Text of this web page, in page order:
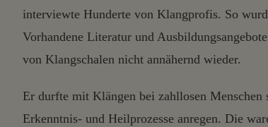
interviewte Hunderte von Klangprofis. So
Vorhandene Literatur und
von Klangschalen nicht annähernd wieder.
Er durfte mit Klängen bei zahllosen Menschen
Erkenntnis- und Heilprozesse anregen. Die